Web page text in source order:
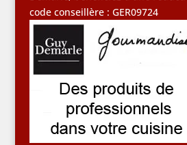
code conseillère : GER09724